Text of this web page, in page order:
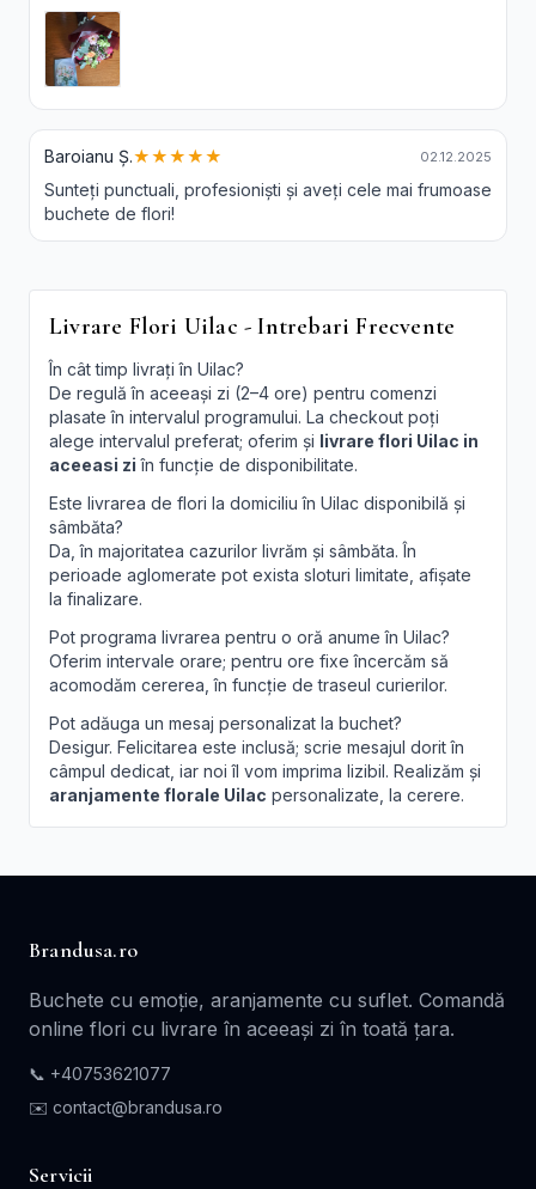
Baroianu Ș.★★★★★ 02.12.2025
Sunteți punctuali, profesioniști și aveți cele mai frumoase
buchete de flori!
Livrare Flori Uilac - Intrebari Frecvente
În cât timp livrați în Uilac?
De regulă în aceeași zi (2–4 ore) pentru comenzi
plasate în intervalul programului. La checkout poți
alege intervalul preferat; oferim și livrare flori Uilac in
aceeasi zi în funcție de disponibilitate.
Este livrarea de flori la domiciliu în Uilac disponibilă și
sâmbăta?
Da, în majoritatea cazurilor livrăm și sâmbăta. În
perioade aglomerate pot exista sloturi limitate, afișate
la finalizare.
Pot programa livrarea pentru o oră anume în Uilac?
Oferim intervale orare; pentru ore fixe încercăm să
acomodăm cererea, în funcție de traseul curierilor.
Pot adăuga un mesaj personalizat la buchet?
Desigur. Felicitarea este inclusă; scrie mesajul dorit în
câmpul dedicat, iar noi îl vom imprima lizibil. Realizăm și
aranjamente florale Uilac personalizate, la cerere.
Brandusa.ro
Buchete cu emoție, aranjamente cu suflet. Comandă
online flori cu livrare în aceeași zi în toată țara.
📞 +40753621077
✉️ contact@brandusa.ro
Servicii